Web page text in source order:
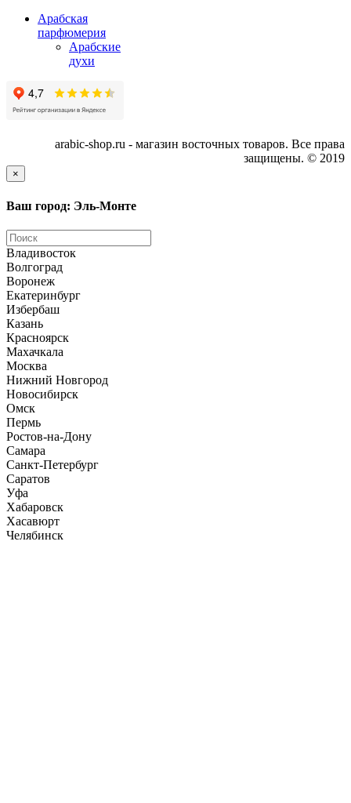
Арабская
парфюмерия
Арабские
духи
arabic-shop.ru - магазин восточных товаров. Все права
защищены. © 2019
×
Ваш город: Эль-Монте
Владивосток
Волгоград
Воронеж
Екатеринбург
Избербаш
Казань
Красноярск
Махачкала
Москва
Нижний Новгород
Новосибирск
Омск
Пермь
Ростов-на-Дону
Самара
Санкт-Петербург
Саратов
Уфа
Хабаровск
Хасавюрт
Челябинск